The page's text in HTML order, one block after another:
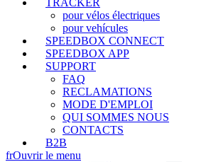
TRACKER
pour vélos électriques
pour vehícules
SPEEDBOX CONNECT
SPEEDBOX APP
SUPPORT
FAQ
RECLAMATIONS
MODE D'EMPLOI
QUI SOMMES NOUS
CONTACTS
B2B
frOuvrir le menu